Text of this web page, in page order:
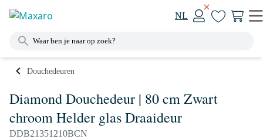
NL
Douchedeuren
Diamond Douchedeur | 80 cm Zwart
chroom Helder glas Draaideur
DDB21351210BCN